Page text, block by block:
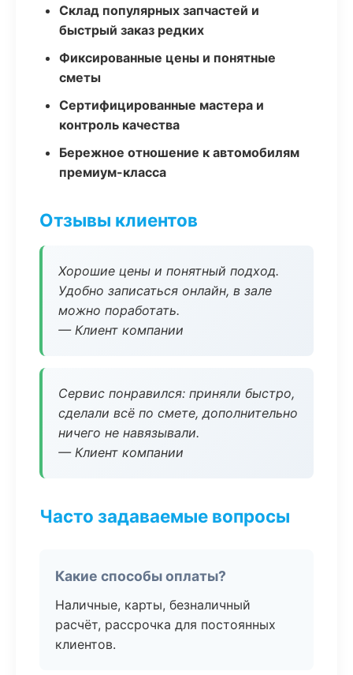
Склад популярных запчастей и
быстрый заказ редких
Фиксированные цены и понятные
сметы
Сертифицированные мастера и
контроль качества
Бережное отношение к автомобилям
премиум-класса
Отзывы клиентов
Хорошие цены и понятный подход.
Удобно записаться онлайн, в зале
можно поработать.
— Клиент компании
Сервис понравился: приняли быстро,
сделали всё по смете, дополнительно
ничего не навязывали.
— Клиент компании
Часто задаваемые вопросы
Какие способы оплаты?
Наличные, карты, безналичный
расчёт, рассрочка для постоянных
клиентов.